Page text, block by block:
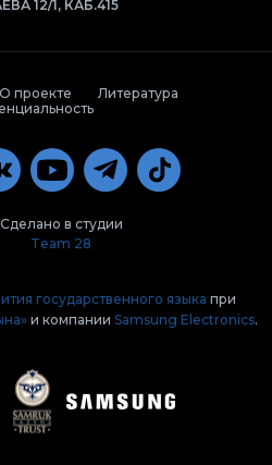
12/1, КАБ.415
О проекте
Литература
Сделано в студии
Team 28
государственного языка при
и компании Samsung Electronics.